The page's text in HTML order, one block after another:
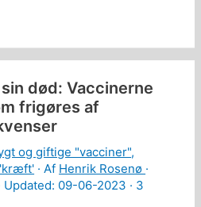
død: Vaccinerne
frigøres af
og giftige "vacciner",
'kræft' · Af Henrik Rosenø ·
Updated: 09-06-2023 · 3